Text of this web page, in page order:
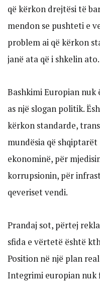
që kërkon drejtësi të
mendon se pushteti e
problem ai që kërkon
janë ata që i shkelin ato.
Bashkimi Europian nuk
as një slogan politik.
kërkon standarde,
mundësia që
ekonominë, për
korrupsionin, për
qeveriset vendi.
Prandaj sot, përtej
sfida e vërtetë është
Position në një plan
Integrimi europian nuk